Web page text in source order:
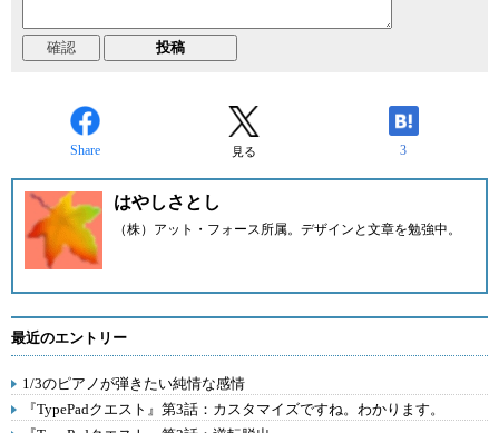
Share 見る 3
はやしさとし
（株）アット・フォース所属。デザインと文章を勉強中。
最近のエントリー
1/3のピアノが弾きたい純情な感情
『TypePadクエスト』第3話：カスタマイズですね。わかります。